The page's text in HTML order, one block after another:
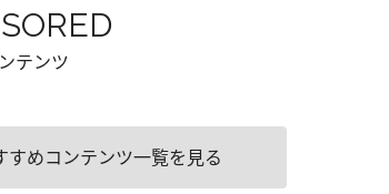
テンツ
すめコンテンツ一覧を見る